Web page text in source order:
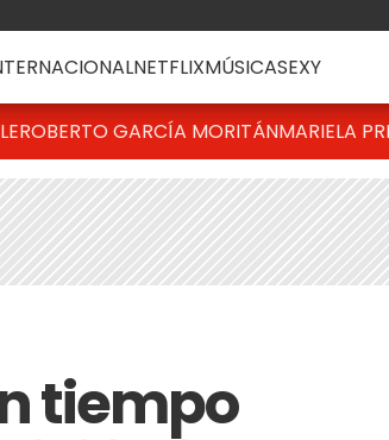
NETFLIXMÚSICASEXY
ROBERTO GARCÍA MORITÁNMARIELA
tiempo